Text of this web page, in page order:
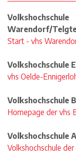
Volkshochschule
Warendorf/
Start - vhs
Volkshochschule
vhs Oelde-
Volkshochschule
Homepage der vhs
Volkshochschule
Volkshochschule